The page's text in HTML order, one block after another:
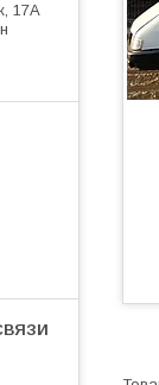
17А